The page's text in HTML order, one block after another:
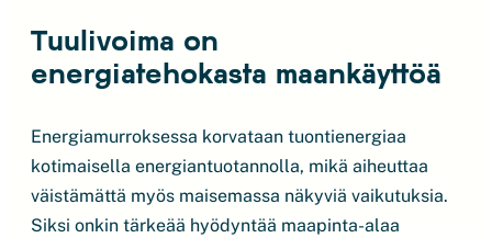
Tuulivoima on
energiatehokasta maankäyttöä
Energiamurroksessa korvataan tuontienergiaa
kotimaisella energiantuotannolla, mikä aiheuttaa
väistämättä myös maisemassa näkyviä vaikutuksia.
Siksi onkin tärkeää hyödyntää maapinta-alaa